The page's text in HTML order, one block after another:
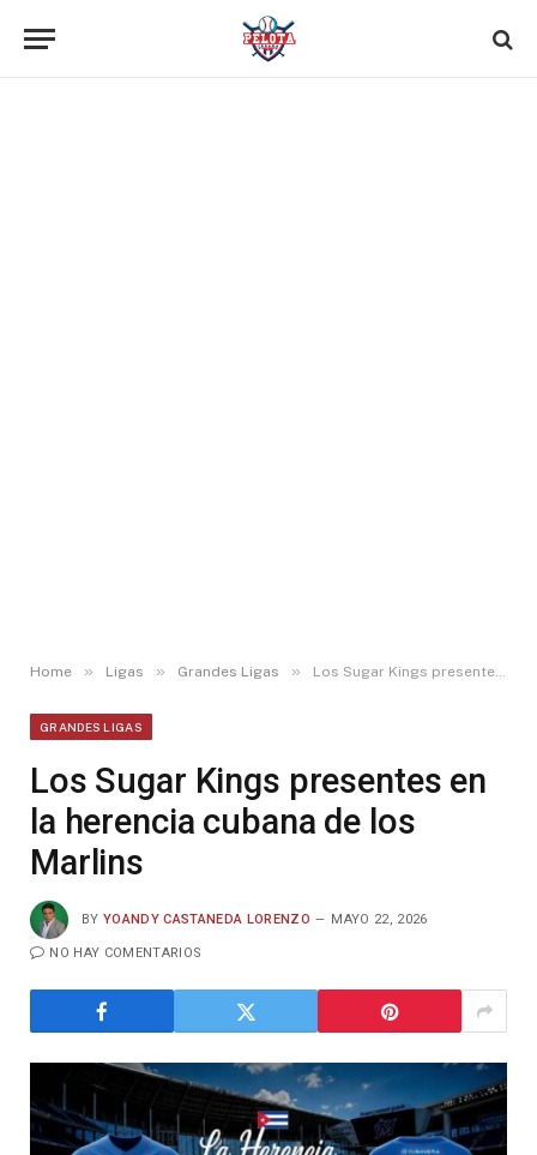
Home » Ligas » Grandes Ligas » Los Sugar Kings presentes en la herencia cubana de los Marlins
GRANDES LIGAS
Los Sugar Kings presentes en
la herencia cubana de los
Marlins
BY YOANDY CASTANEDA LORENZO MAYO 22, 2026
NO HAY COMENTARIOS